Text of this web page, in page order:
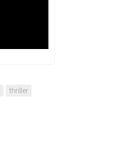
thriller